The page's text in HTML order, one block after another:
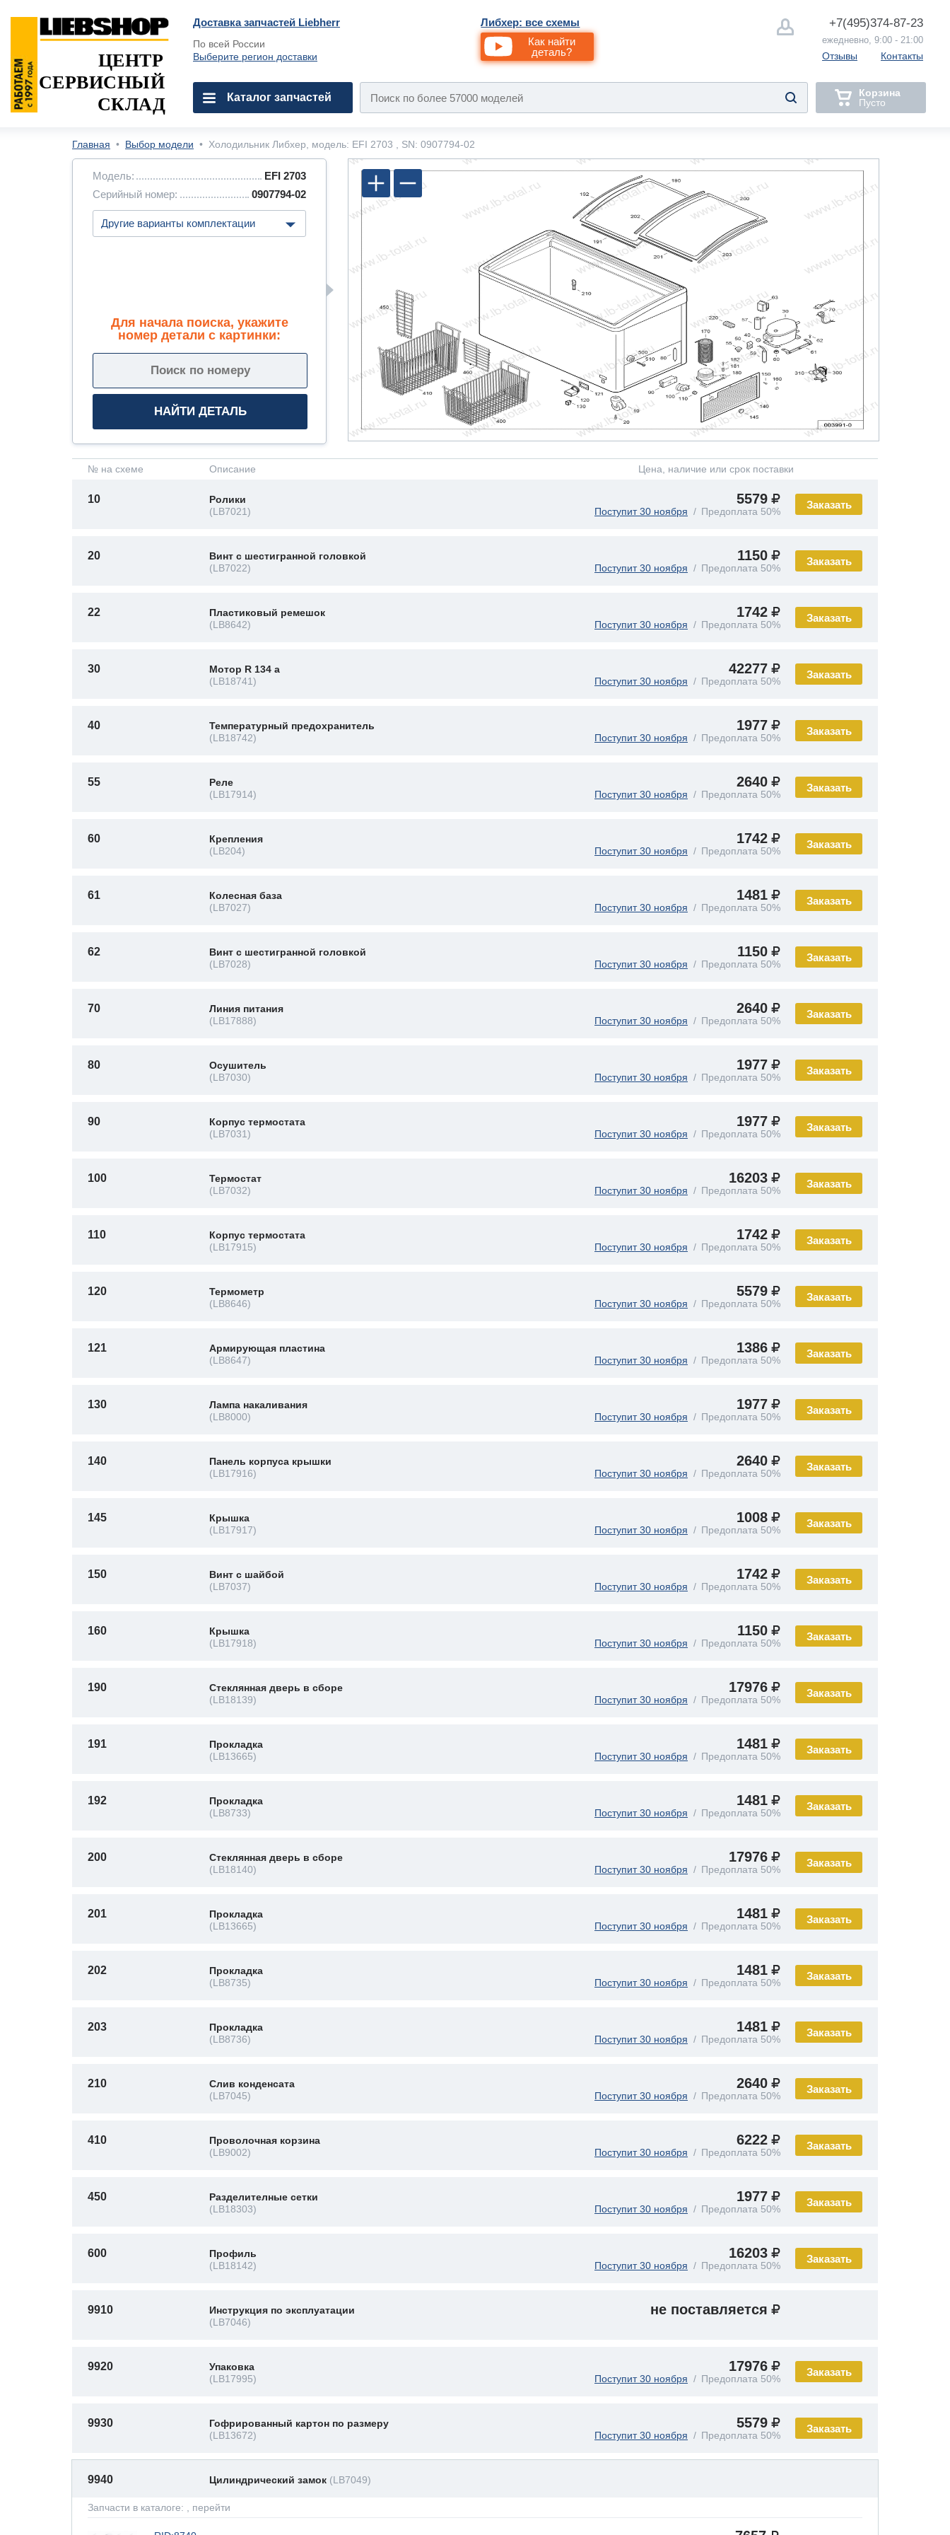
Доставка запчастей Liebherr
По всей России
Выберите регион доставки
Либхер: все схемы
Как найти
деталь?
+7(495)374-87-23
ежедневно, 9:00 - 21:00
Отзывы Контакты
ЦЕНТР
СЕРВИСНЫЙ
СКЛАД
Каталог запчастей
Корзина
Пусто
Главная • Выбор модели • Холодильник Либхер, модель: EFI 2703 , SN: 0907794-02
Модель:
EFI 2703
Серийный номер:
0907794-02
Для начала поиска, укажите
номер детали с картинки:
№ на схеме Описание Цена, наличие или срок поставки
Заказать
10
Ролики
(LB7021)
5579
Поступит 30 ноября Предоплата 50%
Заказать
20
Винт с шестигранной головкой
(LB7022)
1150
Поступит 30 ноября Предоплата 50%
Заказать
22
Пластиковый ремешок
(LB8642)
1742
Поступит 30 ноября Предоплата 50%
Заказать
30
Мотор R 134 a
(LB18741)
42277
Поступит 30 ноября Предоплата 50%
Заказать
40
Температурный предохранитель
(LB18742)
1977
Поступит 30 ноября Предоплата 50%
Заказать
55
Реле
(LB17914)
2640
Поступит 30 ноября Предоплата 50%
Заказать
60
Крепления
(LB204)
1742
Поступит 30 ноября Предоплата 50%
Заказать
61
Колесная база
(LB7027)
1481
Поступит 30 ноября Предоплата 50%
Заказать
62
Винт с шестигранной головкой
(LB7028)
1150
Поступит 30 ноября Предоплата 50%
Заказать
70
Линия питания
(LB17888)
2640
Поступит 30 ноября Предоплата 50%
Заказать
80
Осушитель
(LB7030)
1977
Поступит 30 ноября Предоплата 50%
Заказать
90
Корпус термостата
(LB7031)
1977
Поступит 30 ноября Предоплата 50%
Заказать
100
Термостат
(LB7032)
16203
Поступит 30 ноября Предоплата 50%
Заказать
110
Корпус термостата
(LB17915)
1742
Поступит 30 ноября Предоплата 50%
Заказать
120
Термометр
(LB8646)
5579
Поступит 30 ноября Предоплата 50%
Заказать
121
Армирующая пластина
(LB8647)
1386
Поступит 30 ноября Предоплата 50%
Заказать
130
Лампа накаливания
(LB8000)
1977
Поступит 30 ноября Предоплата 50%
Заказать
140
Панель корпуса крышки
(LB17916)
2640
Поступит 30 ноября Предоплата 50%
Заказать
145
Крышка
(LB17917)
1008
Поступит 30 ноября Предоплата 50%
Заказать
150
Винт с шайбой
(LB7037)
1742
Поступит 30 ноября Предоплата 50%
Заказать
160
Крышка
(LB17918)
1150
Поступит 30 ноября Предоплата 50%
Заказать
190
Стеклянная дверь в сборе
(LB18139)
17976
Поступит 30 ноября Предоплата 50%
Заказать
191
Прокладка
(LB13665)
1481
Поступит 30 ноября Предоплата 50%
Заказать
192
Прокладка
(LB8733)
1481
Поступит 30 ноября Предоплата 50%
Заказать
200
Стеклянная дверь в сборе
(LB18140)
17976
Поступит 30 ноября Предоплата 50%
Заказать
201
Прокладка
(LB13665)
1481
Поступит 30 ноября Предоплата 50%
Заказать
202
Прокладка
(LB8735)
1481
Поступит 30 ноября Предоплата 50%
Заказать
203
Прокладка
(LB8736)
1481
Поступит 30 ноября Предоплата 50%
Заказать
210
Слив конденсата
(LB7045)
2640
Поступит 30 ноября Предоплата 50%
Заказать
410
Проволочная корзина
(LB9002)
6222
Поступит 30 ноября Предоплата 50%
Заказать
450
Разделителные сетки
(LB18303)
1977
Поступит 30 ноября Предоплата 50%
Заказать
600
Профиль
(LB18142)
16203
Поступит 30 ноября Предоплата 50%
9910
Инструкция по эксплуатации
(LB7046)
не поставляется
Заказать
9920
Упаковка
(LB17995)
17976
Поступит 30 ноября Предоплата 50%
Заказать
9930
Гофрированный картон по размеру
(LB13672)
5579
Поступит 30 ноября Предоплата 50%
9940 Цилиндрический замок (LB7049)
Запчасти в каталоге: , перейти